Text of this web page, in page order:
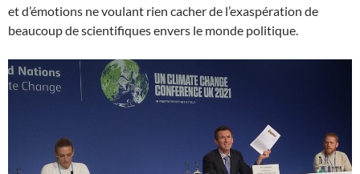
et d’émotions ne voulant rien cacher de l’exaspération de
beaucoup de scientifiques envers le monde politique.